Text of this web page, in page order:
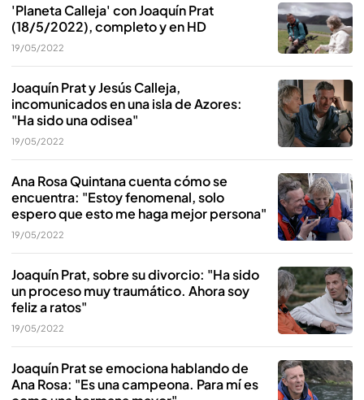
'Planeta Calleja' con Joaquín Prat
(18/5/2022), completo y en HD
19/05/2022
Joaquín Prat y Jesús Calleja,
incomunicados en una isla de Azores:
"Ha sido una odisea"
19/05/2022
Ana Rosa Quintana cuenta cómo se
encuentra: "Estoy fenomenal, solo
espero que esto me haga mejor persona"
19/05/2022
Joaquín Prat, sobre su divorcio: "Ha sido
un proceso muy traumático. Ahora soy
feliz a ratos"
19/05/2022
Joaquín Prat se emociona hablando de
Ana Rosa: "Es una campeona. Para mí es